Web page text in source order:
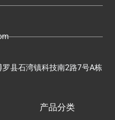
县石湾镇科技南2路7号A栋
产品分类